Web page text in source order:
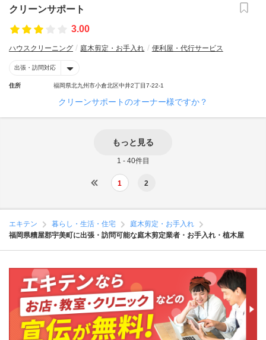
クリーンサポート
3.00
ハウスクリーニング 庭木剪定・お手入れ 便利屋・代行サービス
出張・訪問対応
住所 福岡県北九州市小倉北区中井2丁目7-22-1
クリーンサポートのオーナー様ですか？
もっと見る
1 - 40件目
1 2
エキテン 暮らし・生活・住宅
庭木剪定・お手入れ
福岡県糟屋郡宇美町に出張・訪問可能な庭木剪定業者・お手入れ・植木屋